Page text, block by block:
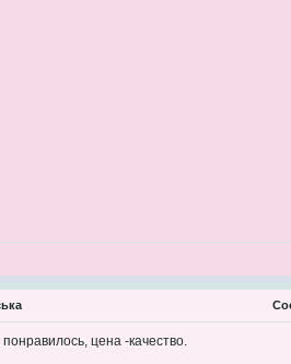
цена -качество.